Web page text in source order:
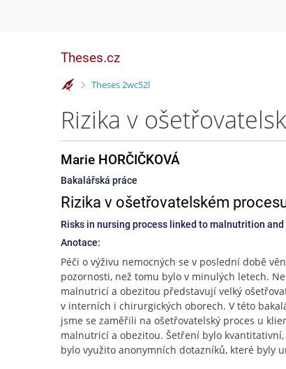
Theses.cz
>
Theses 2wc52l
Marie HORČIČKOVÁ
Bakalářská práce
Rizika v ošetřovatelském
Risks in nursing process linked to malnutrition
Anotace:
Péči o výživu nemocných se v poslední době
pozornosti, než tomu bylo v minulých letech.
malnutricí a obezitou představují velký
v interních i chirurgických oborech. V této
jsme se zaměřili na ošetřovatelský proces u
malnutricí a obezitou. Šetření bylo
bylo využito anonymních dotazníků, které byly